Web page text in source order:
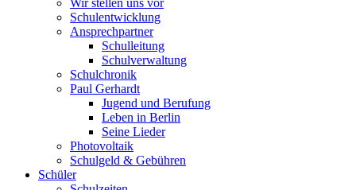
Wir stellen uns vor
Schulentwicklung
Ansprechpartner
Schulleitung
Schulverwaltung
Schulchronik
Paul Gerhardt
Jugend und Berufung
Leben in Berlin
Seine Lieder
Photovoltaik
Schulgeld & Gebühren
Schüler